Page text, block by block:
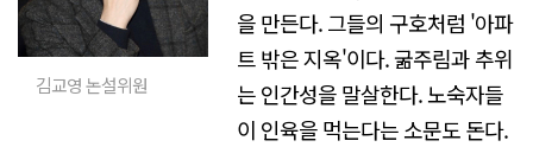
김교영 논설위원
을 만든다. 그들의 구호처럼 '아파
트 밖은 지옥'이다. 굶주림과 추위
는 인간성을 말살한다. 노숙자들
이 인육을 먹는다는 소문도 돈다.